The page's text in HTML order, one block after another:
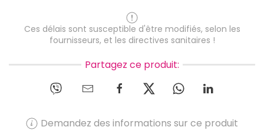
Ces délais sont susceptible d'être modifiés, selon les
fournisseurs, et les directives sanitaires !
Partagez ce produit:
Demandez des informations sur ce produit